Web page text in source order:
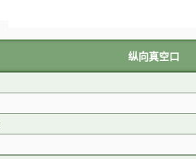
纵向真空口